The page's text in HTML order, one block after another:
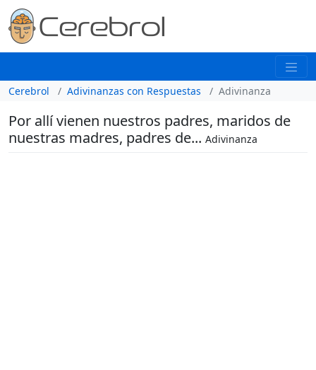
Cerebrol Adivinanzas con Respuestas Adivinanza
Por allí vienen nuestros padres, maridos de
nuestras madres, padres de... Adivinanza